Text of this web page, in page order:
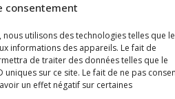
consentement
utilisons des technologies telles que
informations des appareils. Le fait de
de traiter des données telles que le
sur ce site. Le fait de ne pas
un effet négatif sur certaines